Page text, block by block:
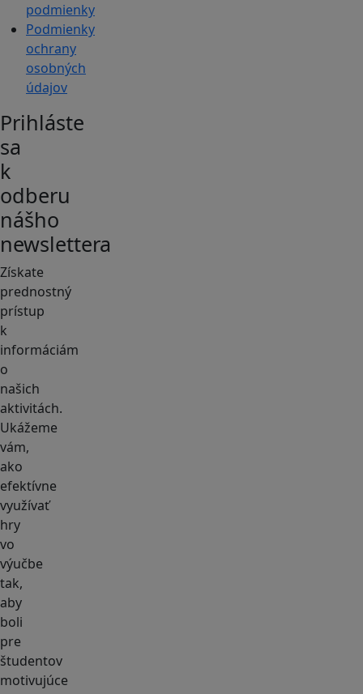
podmienky
Podmienky
ochrany
osobných
údajov
Prihláste
sa
k
odberu
nášho
newslettera
Získate
prednostný
prístup
k
informáciám
o
našich
aktivitách.
Ukážeme
vám,
ako
efektívne
využívať
hry
vo
výučbe
tak,
aby
boli
pre
študentov
motivujúce